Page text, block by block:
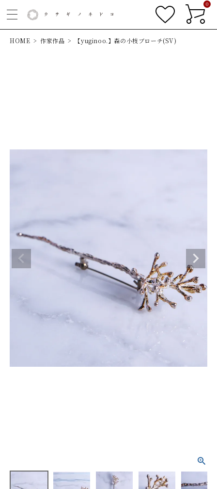
0
HOME 作家作品 【yuginoo.】森の小枝ブローチ(SV)